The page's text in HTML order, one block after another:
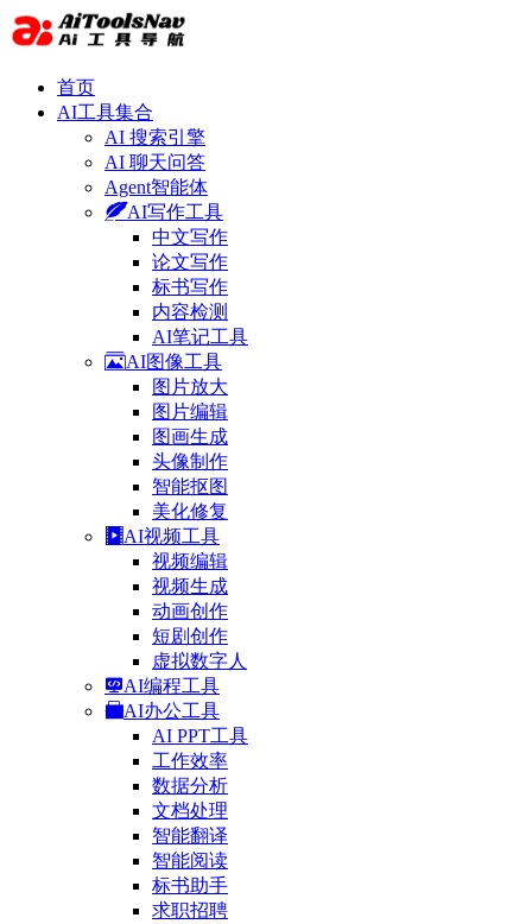
首页
AI工具集合
AI 搜索引擎
AI 聊天问答
Agent智能体
AI写作工具
中文写作
论文写作
标书写作
内容检测
AI笔记工具
AI图像工具
图片放大
图片编辑
图画生成
头像制作
智能抠图
美化修复
AI视频工具
视频编辑
视频生成
动画创作
短剧创作
虚拟数字人
AI编程工具
AI办公工具
AI PPT工具
工作效率
数据分析
文档处理
智能翻译
智能阅读
标书助手
求职招聘